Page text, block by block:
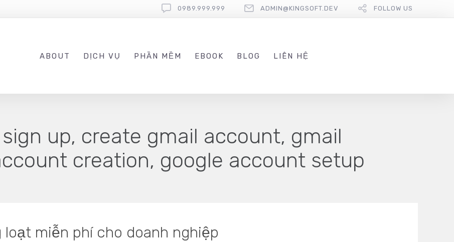
0989.999.999 ADMIN@KINGSOFT.DEV FOLLOW US
ABOUT DỊCH VỤ PHẦN MỀM EBOOK BLOG LIÊN HỆ
up, create gmail account, gmail
creation, google account setup
miễn phí cho doanh nghiệp